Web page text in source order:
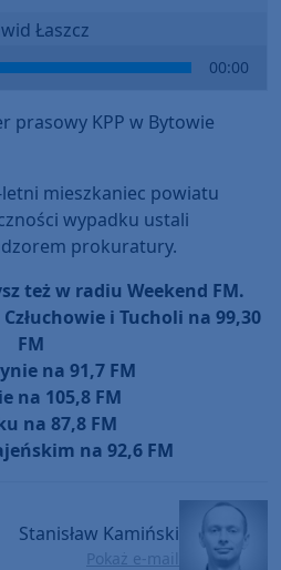
Łaszcz
00:00
prasowy KPP w Bytowie
mieszkaniec powiatu
wypadku ustali
prokuratury.
też w radiu Weekend FM.
i Tucholi na 99,30
FM
na 91,7 FM
na 105,8 FM
na 87,8 FM
na 92,6 FM
Stanisław Kamiński
Pokaż e-mail